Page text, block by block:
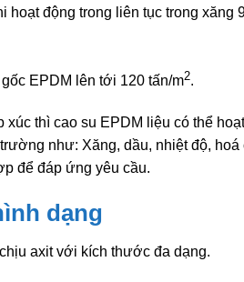
động trong liên tục trong xăng
EPDM lên tới 120 tấn/m2.
thì cao su EPDM liệu có thể
như: Xăng, dầu, nhiệt độ,
để đáp ứng yêu cầu.
dạng
axit với kích thước đa dạng.